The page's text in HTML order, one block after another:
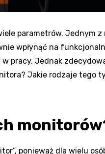
parametrów. Jednym
wpłynąć na
pracy. Jednak
Jakie rodzaje tego
ponieważ dla wielu